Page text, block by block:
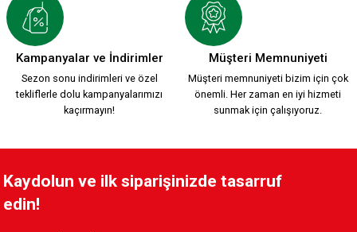
Kampanyalar ve İndirimler
Sezon sonu indirimleri ve özel
tekliflerle dolu kampanyalarımızı
kaçırmayın!
Müşteri Memnuniyeti
Müşteri memnuniyeti bizim için çok
önemli. Her zaman en iyi hizmeti
sunmak için çalışıyoruz.
Kaydolun ve ilk siparişinizde tasarruf
edin!